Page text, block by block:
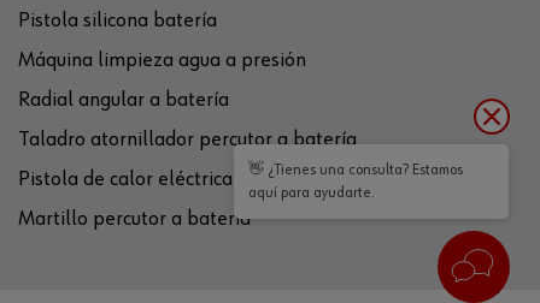
Pistola silicona batería
Máquina limpieza agua a presión
Radial angular a batería
Taladro atornillador percutor a batería
Pistola de calor eléctrica
Martillo percutor a batería
👋 ¿Tienes una consulta? Estamos
aquí para ayudarte.